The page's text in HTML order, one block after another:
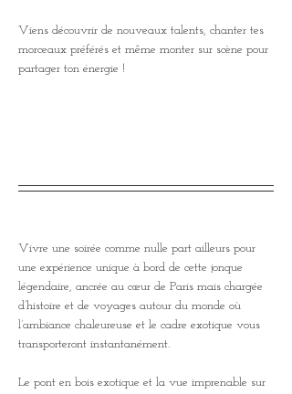
Viens découvrir de nouveaux talents, chanter tes
morceaux préférés et même monter sur scène pour
partager ton énergie !
Vivre une soirée comme nulle part ailleurs pour
une expérience unique à bord de cette jonque
légendaire, ancrée au cœur de Paris mais chargée
d’histoire et de voyages autour du monde où
l’ambiance chaleureuse et le cadre exotique vous
transporteront instantanément.
Le pont en bois exotique et la vue imprenable sur